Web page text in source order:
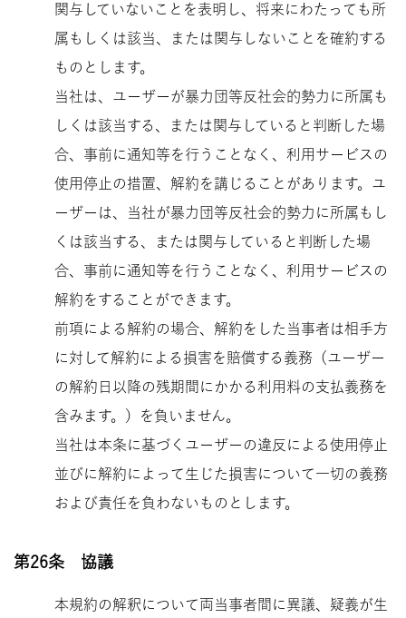
関与していないことを表明し、将来にわたっても所
属もしくは該当、または関与しないことを確約する
ものとします。
当社は、ユーザーが暴力団等反社会的勢力に所属も
しくは該当する、または関与していると判断した場
合、事前に通知等を行うことなく、利用サービスの
使用停止の措置、解約を講じることがあります。ユ
ーザーは、当社が暴力団等反社会的勢力に所属もし
くは該当する、または関与していると判断した場
合、事前に通知等を行うことなく、利用サービスの
解約をすることができます。
前項による解約の場合、解約をした当事者は相手方
に対して解約による損害を賠償する義務（ユーザー
の解約日以降の残期間にかかる利用料の支払義務を
含みます。）を負いません。
当社は本条に基づくユーザーの違反による使用停止
並びに解約によって生じた損害について一切の義務
および責任を負わないものとします。
第26条 協議
本規約の解釈について両当事者間に異議、疑義が生